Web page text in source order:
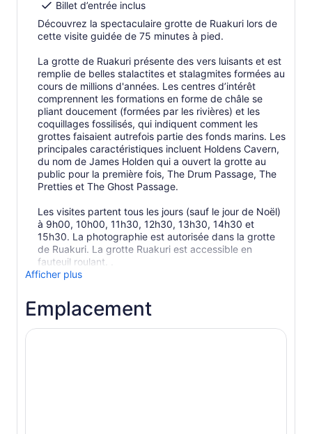
Billet d’entrée inclus
Découvrez la spectaculaire grotte de Ruakuri lors de
cette visite guidée de 75 minutes à pied.
La grotte de Ruakuri présente des vers luisants et est
remplie de belles stalactites et stalagmites formées au
cours de millions d'années. Les centres d’intérêt
comprennent les formations en forme de châle se
pliant doucement (formées par les rivières) et les
coquillages fossilisés, qui indiquent comment les
grottes faisaient autrefois partie des fonds marins. Les
principales caractéristiques incluent Holdens Cavern,
du nom de James Holden qui a ouvert la grotte au
public pour la première fois, The Drum Passage, The
Pretties et The Ghost Passage.
Les visites partent tous les jours (sauf le jour de Noël)
à 9h00, 10h00, 11h30, 12h30, 13h30, 14h30 et
15h30. La photographie est autorisée dans la grotte
de Ruakuri. La grotte Ruakuri est accessible en
fauteuil roulant. .
Afficher plus
Emplacement